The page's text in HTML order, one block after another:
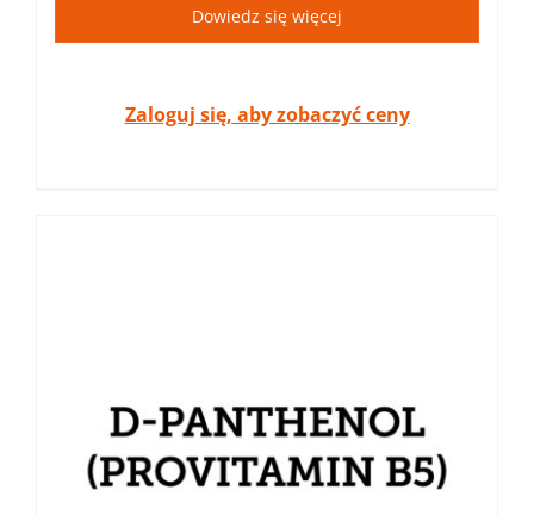
Dowiedz się więcej
Zaloguj się, aby zobaczyć ceny